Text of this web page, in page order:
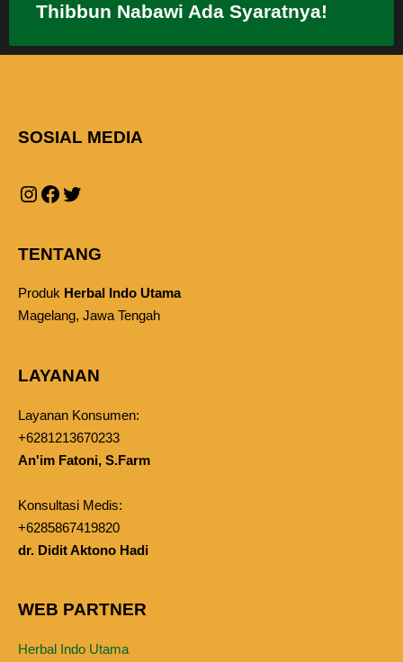
Thibbun Nabawi Ada Syaratnya!
SOSIAL MEDIA
TENTANG
Produk Herbal Indo Utama
Magelang, Jawa Tengah
LAYANAN
Layanan Konsumen:
+6281213670233
An'im Fatoni, S.Farm
Konsultasi Medis:
+6285867419820
dr. Didit Aktono Hadi
WEB PARTNER
Herbal Indo Utama